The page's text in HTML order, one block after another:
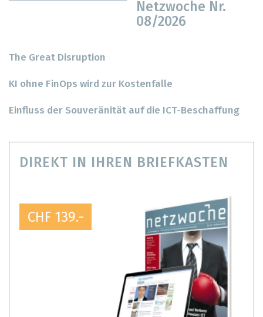
Netzwoche Nr.
08/2026
The Great Disruption
KI ohne FinOps wird zur Kostenfalle
Einfluss der Souveränität auf die ICT-Beschaffung
DIREKT IN IHREN BRIEFKASTEN
CHF 139.-